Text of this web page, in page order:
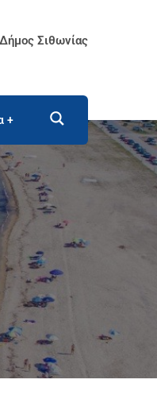
Σιθωνίας